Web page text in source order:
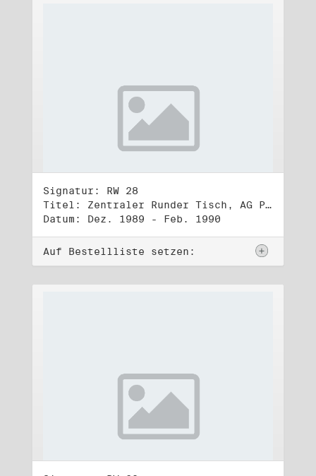
Signatur: RW 28
Titel: Zentraler Runder Tisch, AG Parteien- und Vereinigungsgesetz
Datum: Dez. 1989 - Feb. 1990
Auf Bestellliste setzen: